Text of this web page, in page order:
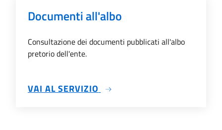
Documenti all'albo
Consultazione dei documenti pubblicati all'albo
pretorio dell'ente.
VAI AL SERVIZIO SU DOCUMENTI ALL'ALBO